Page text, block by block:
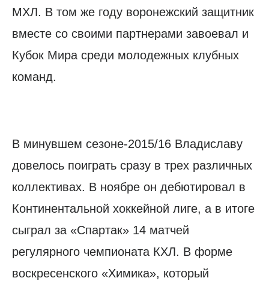
МХЛ. В том же году воронежский защитник
вместе со своими партнерами завоевал и
Кубок Мира среди молодежных клубных
команд.
В минувшем сезоне-2015/16 Владиславу
довелось поиграть сразу в трех различных
коллективах. В ноябре он дебютировал в
Континентальной хоккейной лиге, а в итоге
сыграл за «Спартак» 14 матчей
регулярного чемпионата КХЛ. В форме
воскресенского «Химика», который